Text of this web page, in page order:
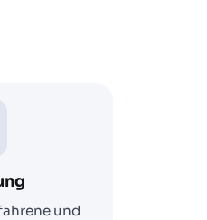
und